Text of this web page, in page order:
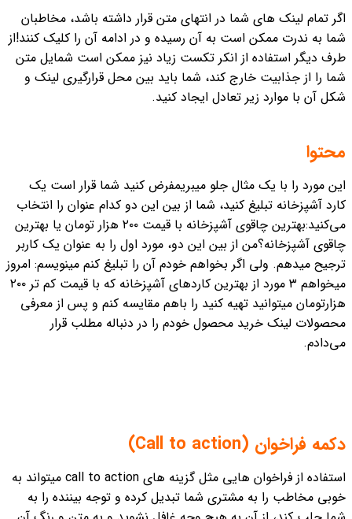
اگر تمام لینک های شما در انتهای متن قرار داشته باشد، مخاطبان
شما به ندرت ممکن است به آن رسیده و در ادامه آن را کلیک کنند!از
طرف دیگر استفاده از انکر تکست زیاد نیز ممکن است شمایل متن
شما را از جذابیت خارج کند، شما باید بین محل قرارگیری لینک و
شکل آن با موارد زیر تعادل ایجاد کنید.
محتوا
این مورد را با یک مثال جلو میبریمفرض کنید شما قرار است یک
کارد آشپزخانه تبلیغ کنید، شما از بین این دو کدام عنوان را انتخاب
می‌کنید:
بهترین چاقوی آشپزخانه با قیمت ۲۰۰ هزار تومان یا بهترین
چاقوی آشپزخانه؟من از بین این دو، مورد اول را به عنوان یک کاربر‌
ترجیح میدهم. ولی اگر بخواهم خودم آن را تبلیغ کنم مینویسم: امروز
میخواهم ۳ مورد از بهترین کاردهای آشپزخانه که با قیمت کم تر ۲۰۰
هزارتومان میتوانید تهیه کنید را باهم مقایسه کنم و پس از معرفی
محصولات لینک خرید محصول خودم را در دنباله مطلب قرار
می‌دادم.
دکمه فراخوان (Call to action)
استفاده از فراخوان هایی مثل گزینه های call to action میتواند به
خوبی مخاطب را به مشتری شما تبدیل کرده و توجه بیننده را به